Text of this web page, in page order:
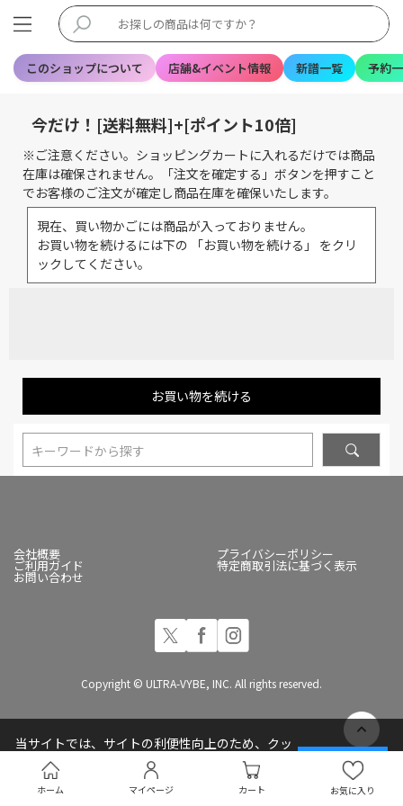
このショップについて 店舗&イベント情報 新譜一覧 予約
ホーム マイページ カート お気に入り
今だけ！[送料無料]+[ポイント10倍]
※ご注意ください。ショッピングカートに入れるだけでは商品
在庫は確保されません。「注文を確定する」ボタンを押すこと
でお客様のご注文が確定し商品在庫を確保いたします。
現在、買い物かごには商品が入っておりません。
お買い物を続けるには下の 「お買い物を続ける」 をクリ
ックしてください。
お買い物を続ける
キーワードから探す
会社概要 プライバシーポリシー
ご利用ガイド 特定商取引法に基づく表示
お問い合わせ
Copyright © ULTRA-VYBE, INC. All rights reserved.
当サイトでは、サイトの利便性向上のため、クッ
キー(Cookie)を使用しています
プライバシーポリシー
承諾する